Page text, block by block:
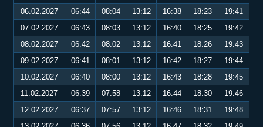
06.02.2027
06:44 08:04 13:12 16:38 18:23
19:41
07.02.2027
06:43 08:03 13:12 16:40 18:25
19:42
08.02.2027
06:42 08:02 13:12 16:41 18:26
19:43
09.02.2027
06:41 08:01 13:12 16:42 18:27
19:44
10.02.2027
06:40 08:00 13:12 16:43 18:28
19:45
11.02.2027
06:39 07:58 13:12 16:44 18:30
19:46
12.02.2027
06:37 07:57 13:12 16:46 18:31
19:48